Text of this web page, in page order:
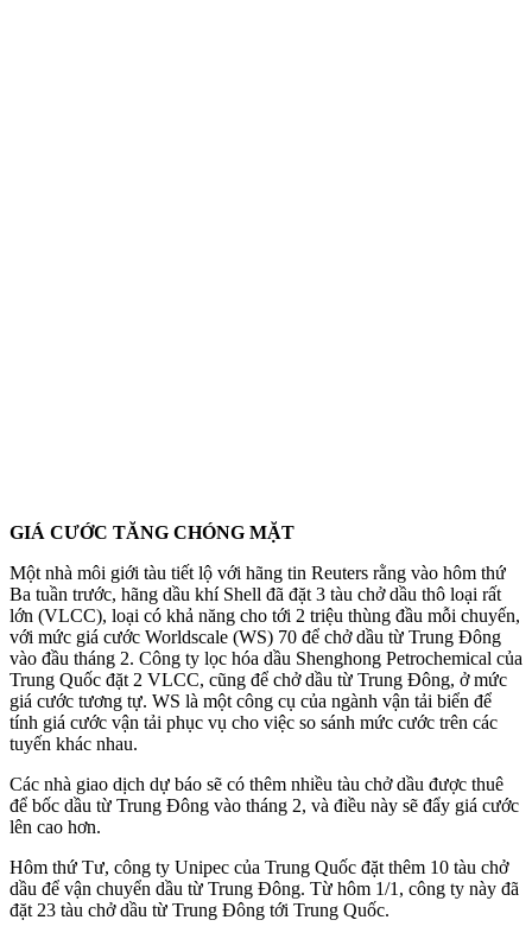
GIÁ CƯỚC TĂNG CHÓNG MẶT
Một nhà môi giới tàu tiết lộ với hãng tin Reuters rằng vào hôm thứ
Ba tuần trước, hãng dầu khí Shell đã đặt 3 tàu chở dầu thô loại rất
lớn (VLCC), loại có khả năng cho tới 2 triệu thùng đầu mỗi chuyến,
với mức giá cước Worldscale (WS) 70 để chở dầu từ Trung Đông
vào đầu tháng 2. Công ty lọc hóa dầu Shenghong Petrochemical của
Trung Quốc đặt 2 VLCC, cũng để chở dầu từ Trung Đông, ở mức
giá cước tương tự. WS là một công cụ của ngành vận tải biển để
tính giá cước vận tải phục vụ cho việc so sánh mức cước trên các
tuyến khác nhau.
Các nhà giao dịch dự báo sẽ có thêm nhiều tàu chở dầu được thuê
để bốc dầu từ Trung Đông vào tháng 2, và điều này sẽ đẩy giá cước
lên cao hơn.
Hôm thứ Tư, công ty Unipec của Trung Quốc đặt thêm 10 tàu chở
dầu để vận chuyển dầu từ Trung Đông. Từ hôm 1/1, công ty này đã
đặt 23 tàu chở dầu từ Trung Đông tới Trung Quốc.